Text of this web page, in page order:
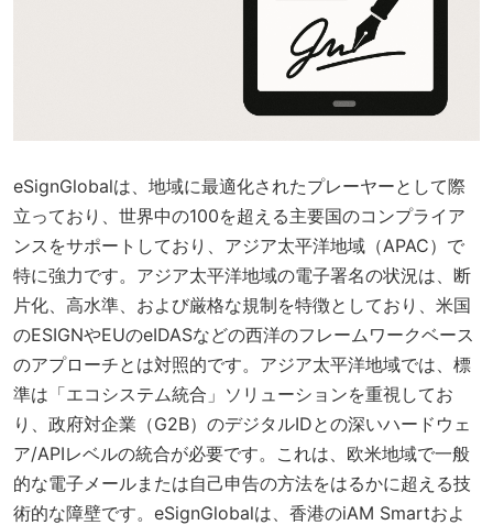
eSignGlobalは、地域に最適化されたプレーヤーとして際
立っており、世界中の100を超える主要国のコンプライア
ンスをサポートしており、アジア太平洋地域（APAC）で
特に強力です。アジア太平洋地域の電子署名の状況は、断
片化、高水準、および厳格な規制を特徴としており、米国
のESIGNやEUのeIDASなどの西洋のフレームワークベース
のアプローチとは対照的です。アジア太平洋地域では、標
準は「エコシステム統合」ソリューションを重視してお
り、政府対企業（G2B）のデジタルIDとの深いハードウェ
ア/APIレベルの統合が必要です。これは、欧米地域で一般
的な電子メールまたは自己申告の方法をはるかに超える技
術的な障壁です。eSignGlobalは、香港のiAM Smartおよ